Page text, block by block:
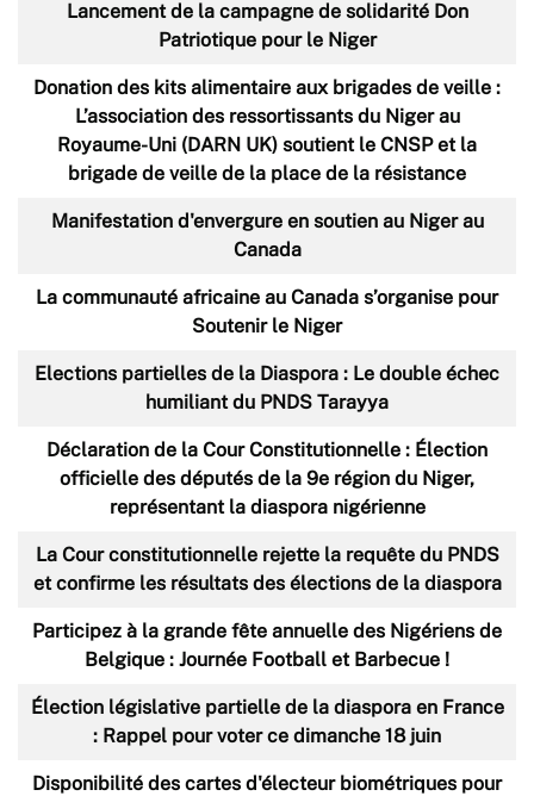
Lancement de la campagne de solidarité Don
Patriotique pour le Niger
Donation des kits alimentaire aux brigades de veille :
L’association des ressortissants du Niger au
Royaume-Uni (DARN UK) soutient le CNSP et la
brigade de veille de la place de la résistance
Manifestation d'envergure en soutien au Niger au
Canada
La communauté africaine au Canada s’organise pour
Soutenir le Niger
Elections partielles de la Diaspora : Le double échec
humiliant du PNDS Tarayya
Déclaration de la Cour Constitutionnelle : Élection
officielle des députés de la 9e région du Niger,
représentant la diaspora nigérienne
La Cour constitutionnelle rejette la requête du PNDS
et confirme les résultats des élections de la diaspora
Participez à la grande fête annuelle des Nigériens de
Belgique : Journée Football et Barbecue !
Élection législative partielle de la diaspora en France
: Rappel pour voter ce dimanche 18 juin
Disponibilité des cartes d'électeur biométriques pour